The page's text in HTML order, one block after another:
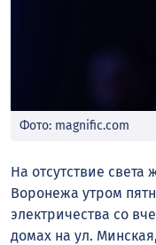
Фото: magnific.com
На отсутствие
Воронежа утром
электричества со
домах на ул.